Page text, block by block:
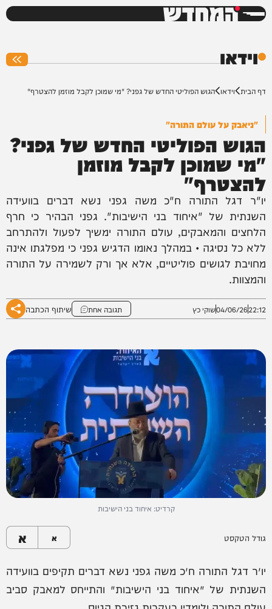
המחדש
וידאו
דף הבית וידאו הגוש הפוליטי החדש של גפני? "מי שמוכן לקבל מוזמן להצטרף"
"ניאבק על עולם התורה"
הגוש הפוליטי החדש של גפני?
"מי שמוכן לקבל מוזמן
להצטרף"
יו"ר דגל התורה ח"כ משה גפני נשא דברים בוועידה
השנתית של "איחוד בני הישיבות". גפני הבהיר כי חרף
הלחצים והמאבקים, עולם התורה ימשיך לפעול ולהתרחב
ללא כל נסיגה • במהלך נאומו הדגיש גפני כי מפלגתו אינה
מחויבת לגושים פוליטיים, אלא אך ורק לשמירה על התורה
והמצוות.
22:12
04/06/26שוקי כץ תגובה אחת שיתוף הכתבה
קרדיט: איחוד בני הישיבות
גודל הטקסט א א
יו״ר דגל התורה ח״כ משה גפני נשא דברים תקיפים בוועידה
השנתית של ׳איחוד בני הישיבות׳ והתייחס למאבק סביב